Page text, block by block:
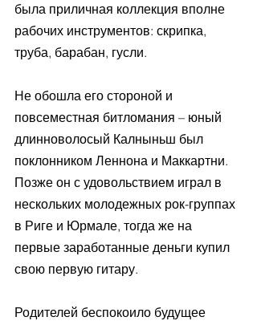
была приличная коллекция вполне
рабочих инструментов: скрипка,
труба, барабан, гусли.
Не обошла его стороной и
повсеместная битломания – юный
длинноволосый Калныньш был
поклонником Леннона и Маккартни.
Позже он с удовольствием играл в
нескольких молодежных рок-группах
в Риге и Юрмале, тогда же на
первые заработанные деньги купил
свою первую гитару.
Родителей беспокоило будущее